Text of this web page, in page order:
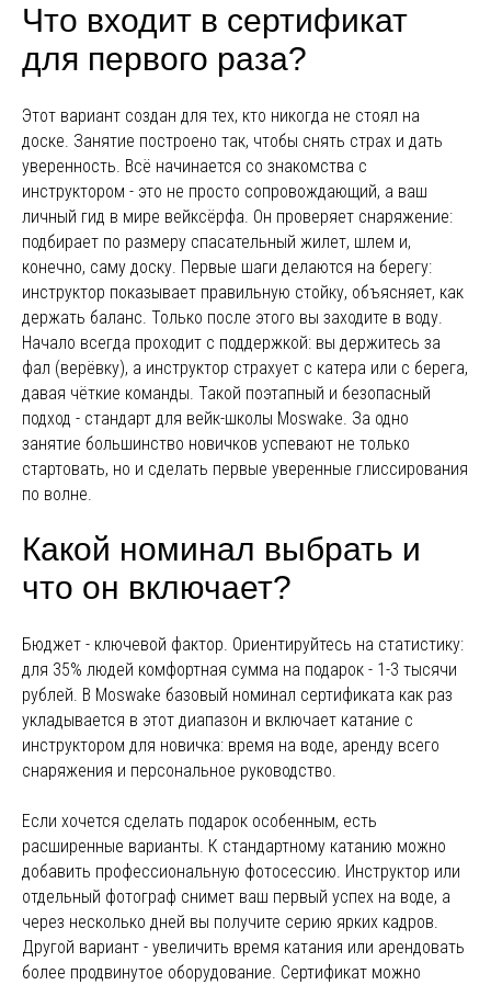
Что входит в сертификат
для первого раза?
Этот вариант создан для тех, кто никогда не стоял на
доске. Занятие построено так, чтобы снять страх и дать
уверенность. Всё начинается со знакомства с
инструктором - это не просто сопровождающий, а ваш
личный гид в мире вейксёрфа. Он проверяет снаряжение:
подбирает по размеру спасательный жилет, шлем и,
конечно, саму доску. Первые шаги делаются на берегу:
инструктор показывает правильную стойку, объясняет, как
держать баланс. Только после этого вы заходите в воду.
Начало всегда проходит с поддержкой: вы держитесь за
фал (верёвку), а инструктор страхует с катера или с берега,
давая чёткие команды. Такой поэтапный и безопасный
подход - стандарт для вейк-школы Moswake. За одно
занятие большинство новичков успевают не только
стартовать, но и сделать первые уверенные глиссирования
по волне.
Какой номинал выбрать и
что он включает?
Бюджет - ключевой фактор. Ориентируйтесь на статистику:
для 35% людей комфортная сумма на подарок - 1-3 тысячи
рублей. В Moswake базовый номинал сертификата как раз
укладывается в этот диапазон и включает катание с
инструктором для новичка: время на воде, аренду всего
снаряжения и персональное руководство.
Если хочется сделать подарок особенным, есть
расширенные варианты. К стандартному катанию можно
добавить профессиональную фотосессию. Инструктор или
отдельный фотограф снимет ваш первый успех на воде, а
через несколько дней вы получите серию ярких кадров.
Другой вариант - увеличить время катания или арендовать
более продвинутое оборудование. Сертификат можно